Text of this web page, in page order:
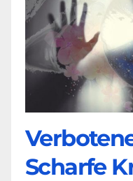
Scharfe